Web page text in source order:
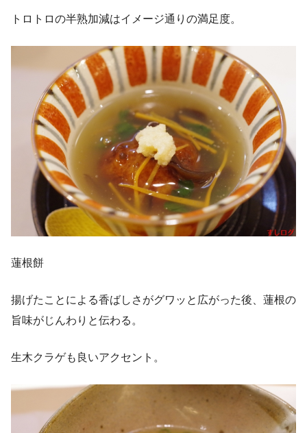
トロトロの半熟加減はイメージ通りの満足度。
蓮根餅
揚げたことによる香ばしさがグワッと広がった後、蓮根の
旨味がじんわりと伝わる。
生木クラゲも良いアクセント。